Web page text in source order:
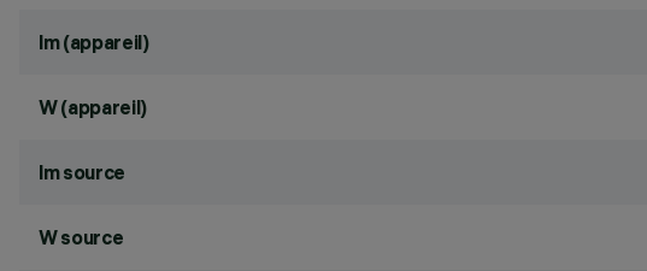
lm (appareil)
W (appareil)
lm source
W source